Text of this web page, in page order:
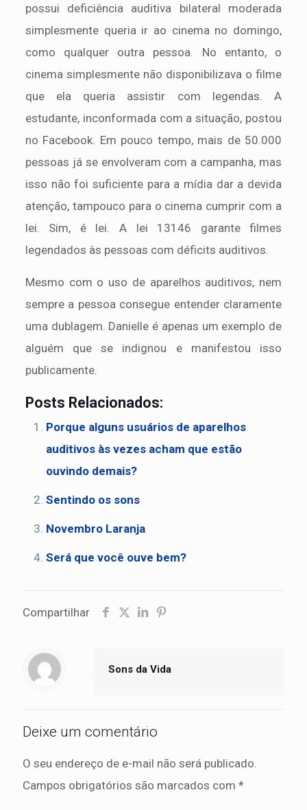
possui deficiência auditiva bilateral moderada
simplesmente queria ir ao cinema no domingo,
como qualquer outra pessoa. No entanto, o
cinema simplesmente não disponibilizava o filme
que ela queria assistir com legendas. A
estudante, inconformada com a situação, postou
no Facebook. Em pouco tempo, mais de 50.000
pessoas já se envolveram com a campanha, mas
isso não foi suficiente para a mídia dar a devida
atenção, tampouco para o cinema cumprir com a
lei. Sim, é lei. A lei 13146 garante filmes
legendados às pessoas com déficits auditivos.
Mesmo com o uso de aparelhos auditivos, nem
sempre a pessoa consegue entender claramente
uma dublagem. Danielle é apenas um exemplo de
alguém que se indignou e manifestou isso
publicamente.
Posts Relacionados:
Porque alguns usuários de aparelhos
auditivos às vezes acham que estão
ouvindo demais?
Sentindo os sons
Novembro Laranja
Será que você ouve bem?
Compartilhar
Sons da Vida
Deixe um comentário
O seu endereço de e-mail não será publicado.
Campos obrigatórios são marcados com *